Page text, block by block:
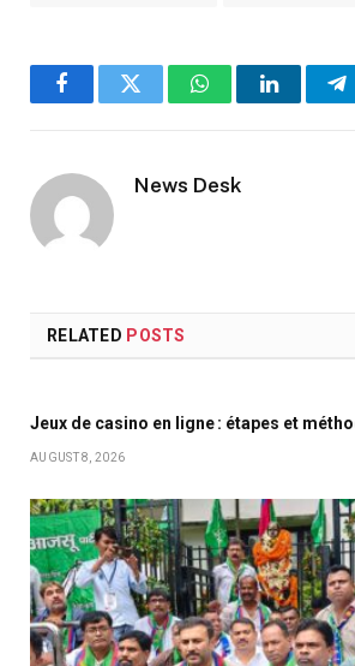
FacebookTwitter WhatsAppLinkedIn
News Desk
RELATED POSTS
Jeux de casino en ligne : étapes et
AUGUST 8, 2026